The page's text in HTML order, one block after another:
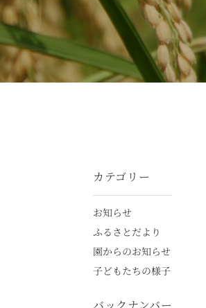
カテゴリー
お知らせ
ふるさとだより
園からのお知らせ
子どもたちの様子